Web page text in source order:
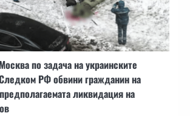
по задача на украинските
РФ обвини гражданин на
ликвидация на